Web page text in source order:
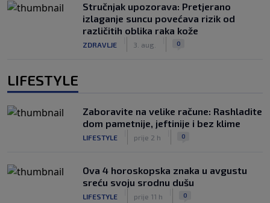
Stručnjak upozorava: Pretjerano
izlaganje suncu povećava rizik od
različitih oblika raka kože
ZDRAVLJE 3. aug. 0
LIFESTYLE
Zaboravite na velike račune: Rashladite
dom pametnije, jeftinije i bez klime
LIFESTYLE prije 2 h 0
Ova 4 horoskopska znaka u avgustu
sreću svoju srodnu dušu
LIFESTYLE prije 11 h 0